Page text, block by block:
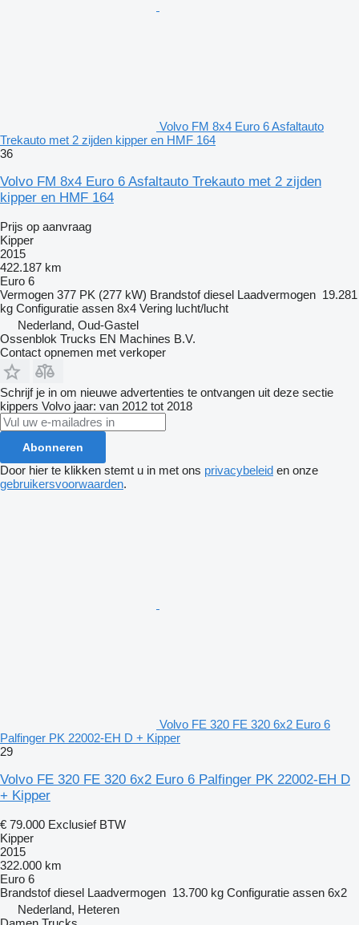
Volvo FM 8x4 Euro 6 Asfaltauto
Trekauto met 2 zijden kipper en HMF 164
36
Volvo FM 8x4 Euro 6 Asfaltauto Trekauto met 2 zijden
kipper en HMF 164
Prijs op aanvraag
Kipper
2015
422.187 km
Euro 6
Vermogen 377 PK (277 kW) Brandstof diesel Laadvermogen 19.281
kg Configuratie assen 8x4 Vering lucht/lucht
Nederland, Oud-Gastel
Ossenblok Trucks EN Machines B.V.
Contact opnemen met verkoper
Schrijf je in om nieuwe advertenties te ontvangen uit deze sectie
kippers Volvo jaar: van 2012 tot 2018
Abonneren
Door hier te klikken stemt u in met ons privacybeleid en onze
gebruikersvoorwaarden.
Volvo FE 320 FE 320 6x2 Euro 6
Palfinger PK 22002-EH D + Kipper
29
Volvo FE 320 FE 320 6x2 Euro 6 Palfinger PK 22002-EH D
+ Kipper
€ 79.000 Exclusief BTW
Kipper
2015
322.000 km
Euro 6
Brandstof diesel Laadvermogen 13.700 kg Configuratie assen 6x2
Nederland, Heteren